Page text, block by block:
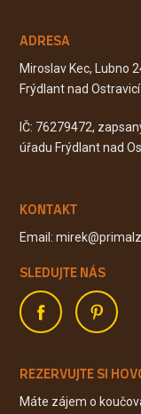
ADRESA
Miroslav Kec, Lubno
Frýdlant nad Ostravicí
IČ: 76279472,
úřadu Frýdlant nad
KONTAKT
Email:
SLEDUJTE NÁS
REZERVUJTE SI
Máte zájem o